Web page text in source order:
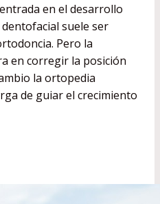
en el desarrollo
suele ser
Pero la
en corregir la posición
la ortopedia
de guiar el crecimiento